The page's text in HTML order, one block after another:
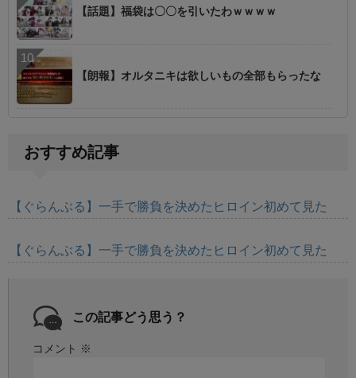
【話題】福袋は〇〇を引いたわｗｗｗｗ
【朗報】オルタニキは欲しいもの全部もらったな
おすすめ記事
【ぐらんぶる】一手で勝負を決めたヒロイン初めて見た
【ぐらんぶる】一手で勝負を決めたヒロイン初めて見た
この記事どう思う？
コメント ※